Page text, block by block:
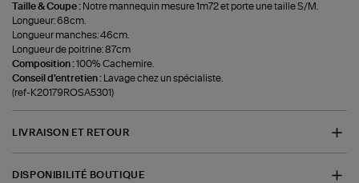
Taille & Coupe : Notre mannequin mesure 1m72 et porte une taille S/M.
Longueur: 68cm.
Longueur manches: 46cm.
Longueur de poitrine: 87cm
Composition :100% Cachemire.
Conseil d'entretien :
Lavage chez un spécialiste.
(ref-K20179ROSA5301)
LIVRAISON ET RETOUR
DISPONIBILITÉ BOUTIQUE